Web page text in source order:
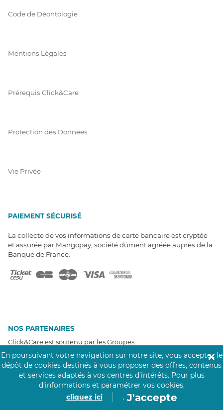
Code de Déontologie
Mentions Légales
Prérequis Click&Care
Protection des Données
Vie Privée
PAIEMENT SÉCURISÉ
La collecte de vos informations de carte bancaire est cryptée
et assurée par Mangopay, société dûment agréée auprès de la
Banque de France.
NOS PARTENAIRES
Click&Care est soutenu par les Groupes
Caisse des Dépôts et MAIF.
En poursuivant votre navigation sur notre site, vous acceptez le
dépôt de cookies destinés à vous proposer des offres, contenus
et services adaptés à vos centres d’intérêts. Pour plus
d’informations et paramétrer vos cookies,
cliquez ici
. J'accepte
✕